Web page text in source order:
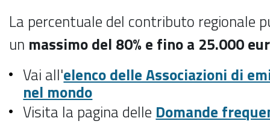
La percentuale del contributo regionale
un massimo del 80% e fino a 25.000
Vai all'elenco delle Associazioni di
nel mondo
Visita la pagina delle Domande